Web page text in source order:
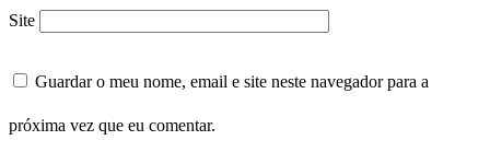
Site
Guardar o meu nome, email e site neste navegador para a
próxima vez que eu comentar.